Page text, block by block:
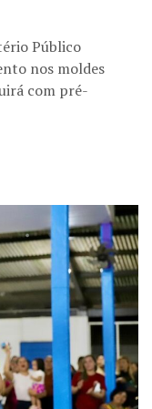
Público
nos moldes
com pré-